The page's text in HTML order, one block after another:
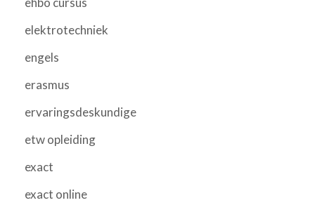
elektrotechniek
engels
erasmus
ervaringsdeskundige
etw opleiding
exact
exact online